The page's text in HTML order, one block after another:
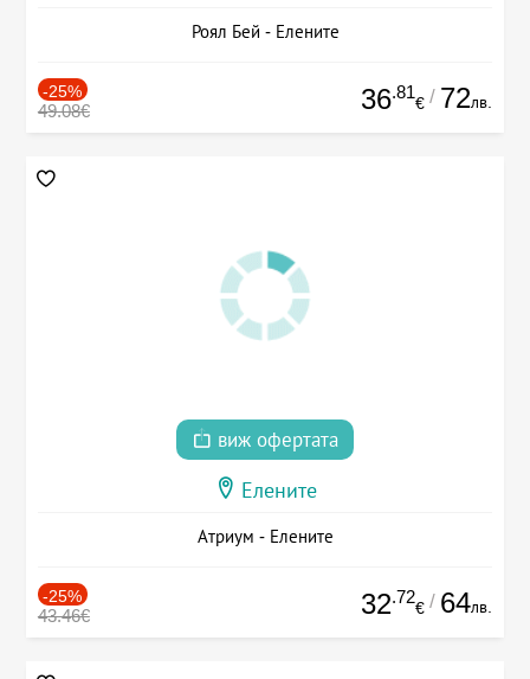
Роял Бей - Елените
-25%
49.08€ 36.81
€ / 72лв.
виж офертата
Елените
Атриум - Елените
-25%
43.46€ 32.72
€ / 64лв.